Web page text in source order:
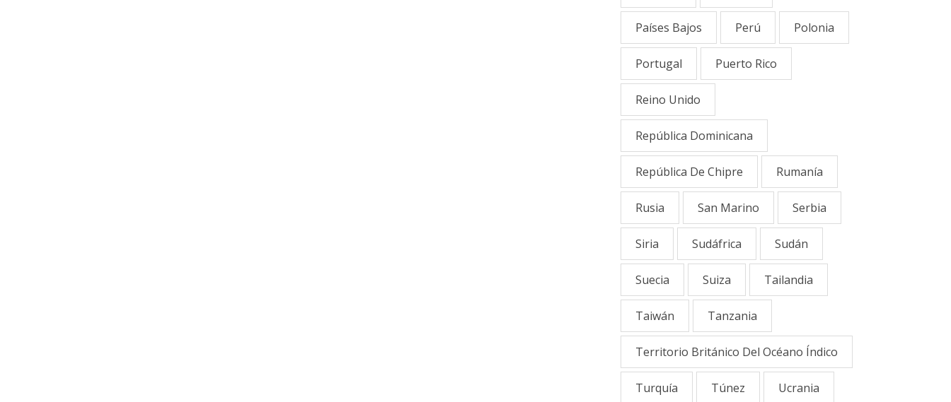
Países Bajos Perú Polonia
Portugal Puerto Rico
Reino Unido
República Dominicana
República De Chipre Rumanía
Rusia San Marino Serbia
Siria Sudáfrica Sudán
Suecia Suiza Tailandia
Taiwán Tanzania
Territorio Británico Del Océano Índico
Turquía Túnez Ucrania